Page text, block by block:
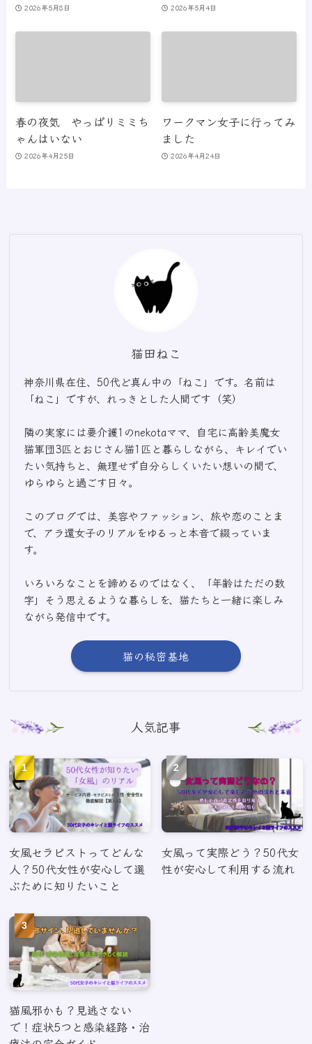
2026年5月8日 2026年5月4日
春の夜気 やっぱりミミち
ゃんはいない
2026年4月25日
ワークマン女子に行ってみ
ました
2026年4月24日
猫田ねこ
神奈川県在住、50代ど真ん中の「ねこ」です。名前は
「ねこ」ですが、れっきとした人間です（笑）
隣の実家には要介護1のnekotaママ、自宅に高齢美魔女
猫軍団3匹とおじさん猫1匹と暮らしながら、キレイでい
たい気持ちと、無理せず自分らしくいたい想いの間で、
ゆらゆらと過ごす日々。
このブログでは、美容やファッション、旅や恋のことま
で、アラ還女子のリアルをゆるっと本音で綴っていま
す。
いろいろなことを諦めるのではなく、「年齢はただの数
字」そう思えるような暮らしを、猫たちと一緒に楽しみ
ながら発信中です。
猫の秘密基地
人気記事
女風セラピストってどんな
人？50代女性が安心して選
ぶために知りたいこと
女風って実際どう？50代女
性が安心して利用する流れ
猫風邪かも？見逃さない
で！症状5つと感染経路・治